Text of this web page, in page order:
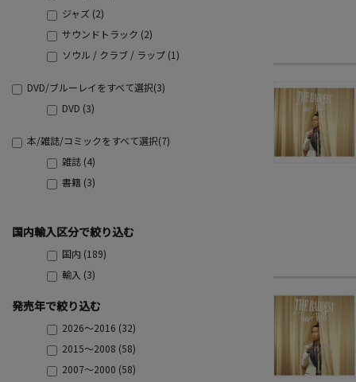
ジャズ (2)
サウンドトラック (2)
ソウル / クラブ / ラップ (1)
DVD/ブルーレイをすべて選択(3)
DVD (3)
本/雑誌/コミックをすべて選択(7)
雑誌 (4)
書籍 (3)
国内輸入区分で絞り込む
国内 (189)
輸入 (3)
発売年で絞り込む
2026～2016 (32)
2015～2008 (58)
2007～2000 (58)